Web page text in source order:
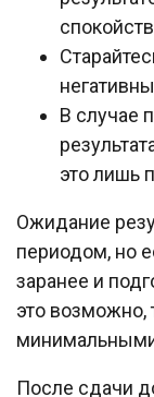
В случае
это лишь
Ожидание
периодом, но
заранее и
это возможно,
После сдачи